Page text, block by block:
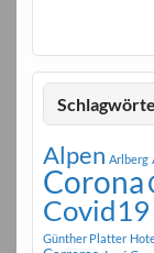
Alpen Arlberg
Corona
Covid19
Günther Platter